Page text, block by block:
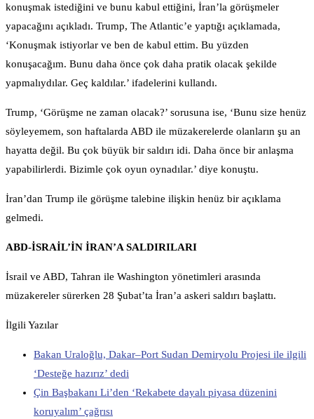
konuşmak istediğini ve bunu kabul ettiğini, İran’la görüşmeler
yapacağını açıkladı. Trump, The Atlantic’e yaptığı açıklamada,
‘Konuşmak istiyorlar ve ben de kabul ettim. Bu yüzden
konuşacağım. Bunu daha önce çok daha pratik olacak şekilde
yapmalıydılar. Geç kaldılar.’ ifadelerini kullandı.
Trump, ‘Görüşme ne zaman olacak?’ sorusuna ise, ‘Bunu size henüz
söyleyemem, son haftalarda ABD ile müzakerelerde olanların şu an
hayatta değil. Bu çok büyük bir saldırı idi. Daha önce bir anlaşma
yapabilirlerdi. Bizimle çok oyun oynadılar.’ diye konuştu.
İran’dan Trump ile görüşme talebine ilişkin henüz bir açıklama
gelmedi.
ABD-İSRAİL’İN İRAN’A SALDIRILARI
İsrail ve ABD, Tahran ile Washington yönetimleri arasında
müzakereler sürerken 28 Şubat’ta İran’a askeri saldırı başlattı.
İlgili Yazılar
Bakan Uraloğlu, Dakar–Port Sudan Demiryolu Projesi ile ilgili
‘Desteğe hazırız’ dedi
Çin Başbakanı Li’den ‘Rekabete dayalı piyasa düzenini
koruyalım’ çağrısı